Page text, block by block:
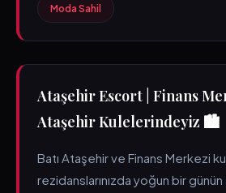
Moda Sahil
Ataşehir Escort | Finans
Ataşehir Kulelerindeyiz 🏙️
Batı Ataşehir ve Finans Merkezi
rezidanslarınızda yoğun bir günün